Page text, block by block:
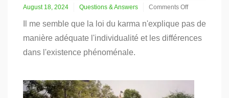
August 18, 2024 Questions & Answers
Comments Off
Au-
delà
la
Il me semble que la loi du karma n'explique pas de
manière adéquate l'individualité et les différences
dans l'existence phénoménale.